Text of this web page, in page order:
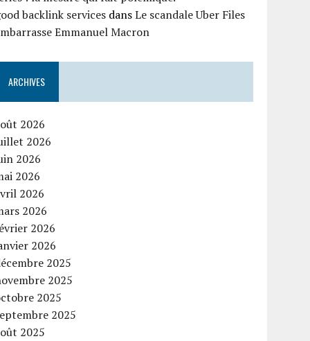
backlink services dansLe scandale Uber Files
Emmanuel Macron
ARCHIVES
2026
2026
2026
2026
2026
2026
2026
2026
2025
2025
2025
2025
2025